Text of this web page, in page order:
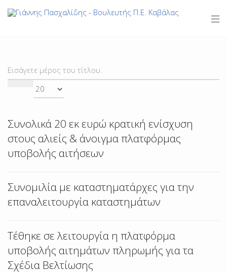
ΕΙΣΆΓΕΤΕ
ΜΈΡΟΣ
Συνολικά 20 εκ ευρώ κρατική ενίσχυση
στους αλιείς & άνοιγμα πλατφόρμας
υποβολής αιτήσεων
Συνομιλία με καταστηματάρχες για την
επαναλειτουργία καταστημάτων
Τέθηκε σε λειτουργία η πλατφόρμα
υποβολής αιτημάτων πληρωμής για τα
Σχέδια Βελτίωσης